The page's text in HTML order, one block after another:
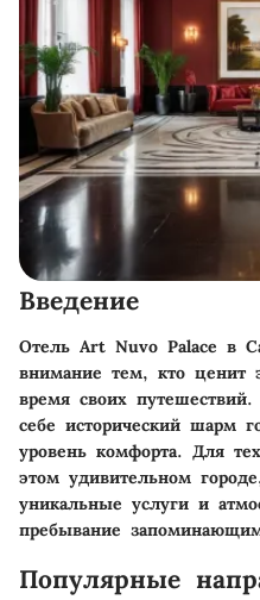
Введение
Отель Art Nuvo Palace в
внимание тем, кто ценит
время своих путешествий.
себе исторический шарм
уровень комфорта. Для
этом удивительном
уникальные услуги и
пребывание
Популярные